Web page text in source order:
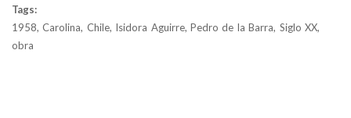
Tags:
1958, Carolina, Chile, Isidora Aguirre, Pedro de la Barra, Siglo XX,
obra